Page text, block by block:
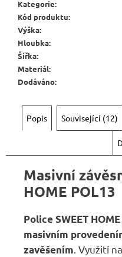
Kategorie:
Kód produktu:
Výška:
Hloubka:
Šířka:
Materiál:
Dodáváno:
Popis Související (12)
Masivní
HOME POL13
Police SWEET HOME
masivním
zavěšením. Využití